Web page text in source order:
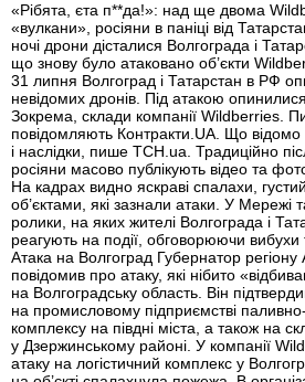
«Рібята, єта п**да!»: над ще двома
«вулкани», росіяни в паніці від
ночі дрони дісталися Волгограда і
що знову було атаковано об’єкти
31 липня Волгоград і Татарстан в РФ
невідомих дронів. Під атакою опинилися
Зокрема, склади компанії Wildberries.
повідомляють Контракти.UA. Що відомо
і наслідки, пише ТСН.ua. Традиційно
росіяни масово публікують відео та
На кадрах видно яскраві спалахи,
об’єктами, які зазнали атаки. У
ролики, на яких жителі Волгограда і
реагують на події, обговорюючи вибухи
Атака на Волгоград Губернатор
повідомив про атаку, які нібито
на Волгоградську область. Він
на промисловому підприємстві
комплексу на півдні міста, а також на
у Дзержинському районі. У компанії
атаку на логістичний комплекс у